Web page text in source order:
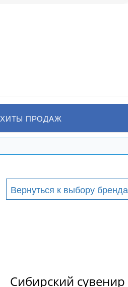
ХИТЫ ПРОДАЖ
Вернуться к выбору бренда
Сибирский сувенир